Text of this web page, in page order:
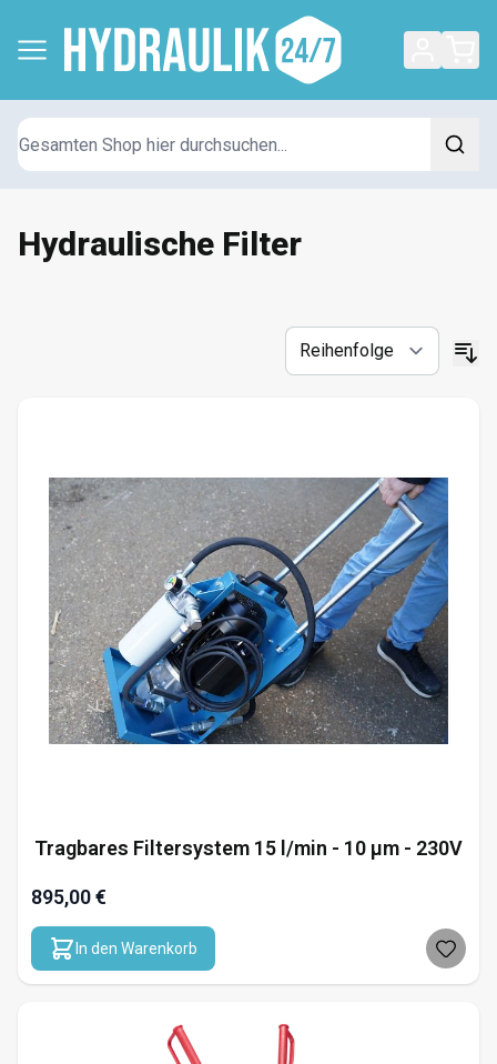
Suchen
Hydraulische Filter
Tragbares Filtersystem 15 l/min - 10 µm - 230V
895,00 €
In den Warenkorb